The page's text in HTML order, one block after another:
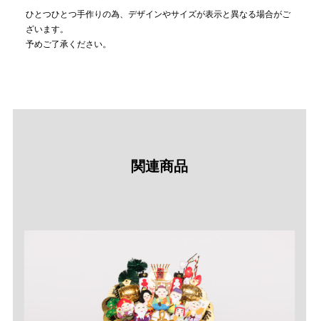
ひとつひとつ手作りの為、デザインやサイズが表示と異なる場合がご
ざいます。
予めご了承ください。
関連商品